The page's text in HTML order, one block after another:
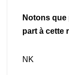
Notons
part à cette
NK